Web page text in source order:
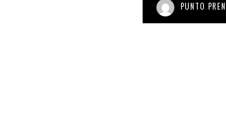
PUNTO